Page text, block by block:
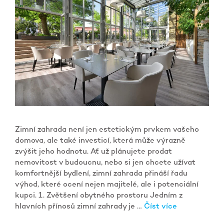
Zimní zahrada není jen estetickým prvkem vašeho
domova, ale také investicí, která může výrazně
zvýšit jeho hodnotu. Ať už plánujete prodat
nemovitost v budoucnu, nebo si jen chcete užívat
komfortnější bydlení, zimní zahrada přináší řadu
výhod, které ocení nejen majitelé, ale i potenciální
kupci. 1. Zvětšení obytného prostoru Jedním z
hlavních přínosů zimní zahrady je … Číst více